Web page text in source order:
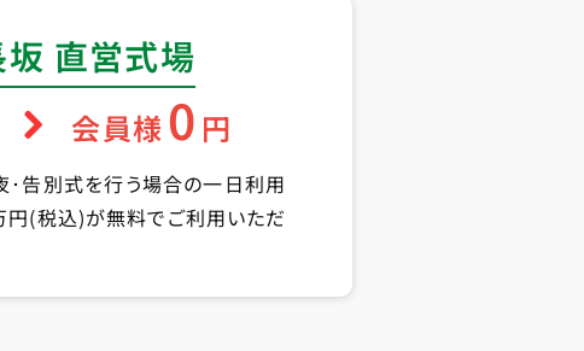
直営式場
会員様 0 円
告別式を行う場合の一日利用
(税込)が無料でご利用いただ